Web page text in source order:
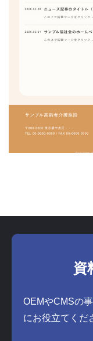
資
OEMやCMSの
にお役立てくだ